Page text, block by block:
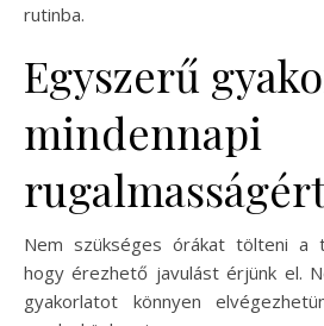
rutinba.
Egyszerű
mindennapi
Nem szükséges órákat tölteni a
hogy érezhető javulást érjünk el.
gyakorlatot könnyen